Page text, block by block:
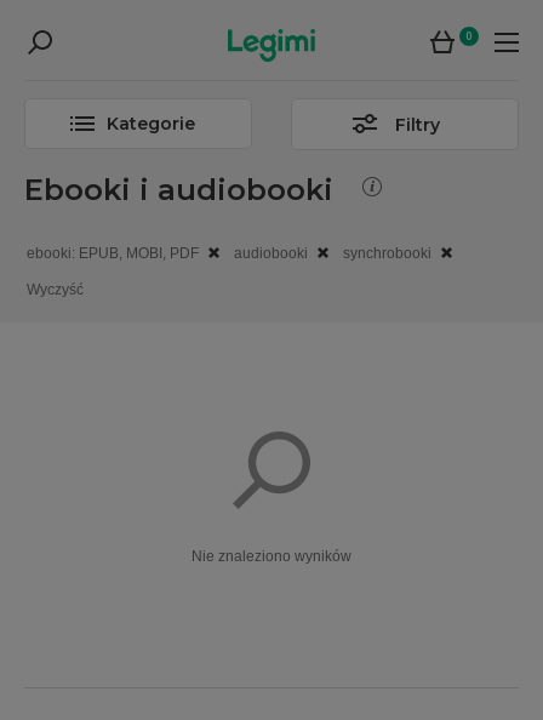
0
Kategorie Filtry
Ebooki i audiobooki
ebooki: EPUB, MOBI, PDF audiobooki synchrobooki
Wyczyść
Nie znaleziono wyników